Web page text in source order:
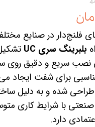
فلنج‌دار در صنایع
بلبرینگ سری UC
نصب سریع و دقیق
برای شفت ایجاد
طراحی شده و به دلیل
با شرایط کاری
دارد.